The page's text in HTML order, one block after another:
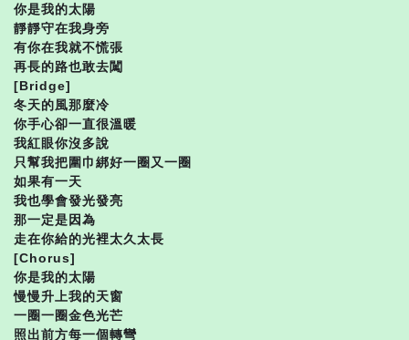
你是我的太陽
靜靜守在我身旁
有你在我就不慌張
再長的路也敢去闖
[Bridge]
冬天的風那麼冷
你手心卻一直很溫暖
我紅眼你沒多說
只幫我把圍巾綁好一圈又一圈
如果有一天
我也學會發光發亮
那一定是因為
走在你給的光裡太久太長
[Chorus]
你是我的太陽
慢慢升上我的天窗
一圈一圈金色光芒
照出前方每一個轉彎